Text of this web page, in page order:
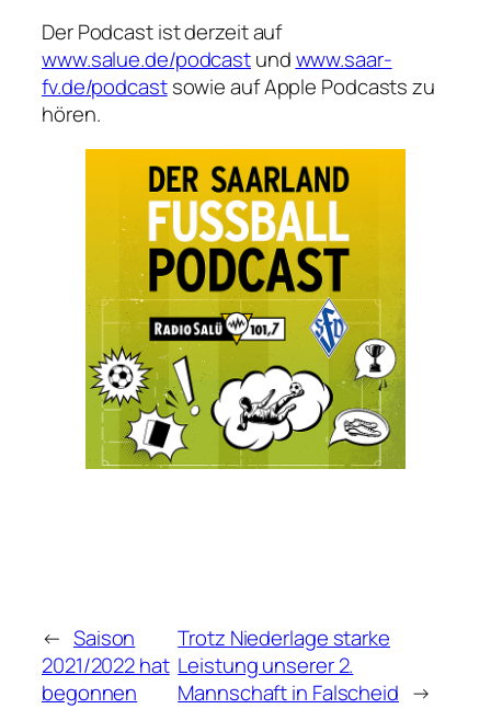
Der Podcast ist derzeit auf
www.salue.de/podcastundwww.saar-
fv.de/podcastsowie auf Apple Podcasts zu
hören.
← Saison
2021/2022 hat
begonnen
Trotz Niederlage starke
Leistung unserer 2.
Mannschaft in Falscheid →